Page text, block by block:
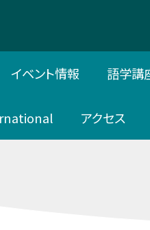
イベント情報 語学講
アクセス